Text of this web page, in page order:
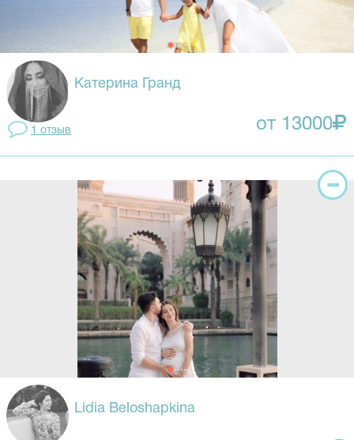
Катерина Гранд
1 отзыв от 13000
Lidia Beloshapkina